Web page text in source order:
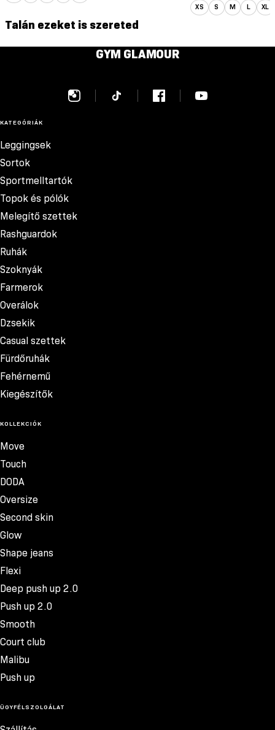
XS S M L XL
Talán ezeket is szereted
GYM GLAMOUR
KATEGÓRIÁK
Leggingsek
Sortok
Sportmelltartók
Topok és pólók
Melegítő szettek
Rashguardok
Ruhák
Szoknyák
Farmerok
Overálok
Dzsekik
Casual szettek
Fürdőruhák
Fehérnemű
Kiegészítők
KOLLEKCIÓK
Move
Touch
DODA
Oversize
Second skin
Glow
Shape jeans
Flexi
Deep push up 2.0
Push up 2.0
Smooth
Court club
Malibu
Push up
ÜGYFÉLSZOLGÁLAT